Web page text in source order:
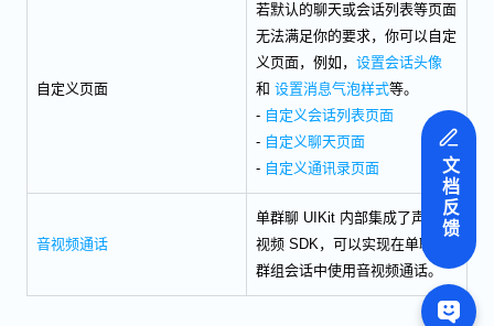
自定义页面
若默认的聊天或会话列表等页面
无法满足你的要求，你可以自定
义页面，例如， 设置会话头像
和 设置消息气泡样式等。
- 自定义会话列表页面
- 自定义聊天页面
- 自定义通讯录页面
音视频通话
单群聊 UIKit 内部集成了声网音
视频 SDK，可以实现在单聊或
群组会话中使用音视频通话。
文档反馈